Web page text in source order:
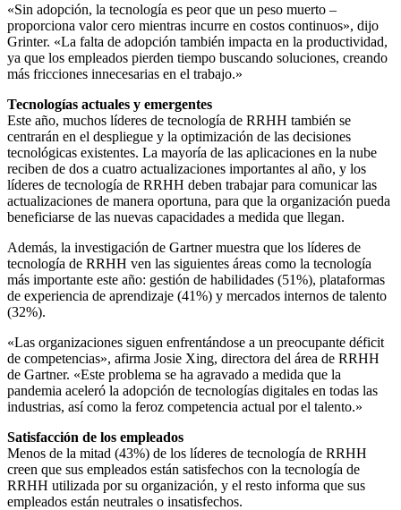
«Sin adopción, la tecnología es peor que un peso muerto –
proporciona valor cero mientras incurre en costos continuos», dijo
Grinter. «La falta de adopción también impacta en la productividad,
ya que los empleados pierden tiempo buscando soluciones, creando
más fricciones innecesarias en el trabajo.»
Tecnologías actuales y emergentes
Este año, muchos líderes de tecnología de RRHH también se
centrarán en el despliegue y la optimización de las decisiones
tecnológicas existentes. La mayoría de las aplicaciones en la nube
reciben de dos a cuatro actualizaciones importantes al año, y los
líderes de tecnología de RRHH deben trabajar para comunicar las
actualizaciones de manera oportuna, para que la organización pueda
beneficiarse de las nuevas capacidades a medida que llegan.
Además, la investigación de Gartner muestra que los líderes de
tecnología de RRHH ven las siguientes áreas como la tecnología
más importante este año: gestión de habilidades (51%), plataformas
de experiencia de aprendizaje (41%) y mercados internos de talento
(32%).
«Las organizaciones siguen enfrentándose a un preocupante déficit
de competencias», afirma Josie Xing, directora del área de RRHH
de Gartner. «Este problema se ha agravado a medida que la
pandemia aceleró la adopción de tecnologías digitales en todas las
industrias, así como la feroz competencia actual por el talento.»
Satisfacción de los empleados
Menos de la mitad (43%) de los líderes de tecnología de RRHH
creen que sus empleados están satisfechos con la tecnología de
RRHH utilizada por su organización, y el resto informa que sus
empleados están neutrales o insatisfechos.